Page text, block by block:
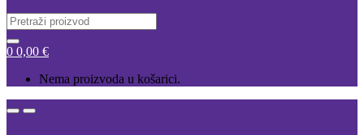
Search
for:
0 0,00 €
Nema proizvoda u košarici.
OpenClose